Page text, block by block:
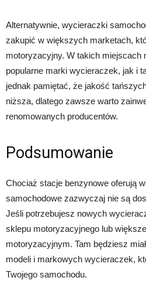
Alternatywnie, wycieraczki
zakupić w większych marketach,
motoryzacyjny. W takich miejscach
popularne marki wycieraczek, jak i
jednak pamiętać, że jakość
niższa, dlatego zawsze warto
renomowanych producentów.
Podsumowanie
Chociaż stacje benzynowe oferują
samochodowe zazwyczaj nie są
Jeśli potrzebujesz nowych
sklepu motoryzacyjnego lub
motoryzacyjnym. Tam będziesz
modeli i markowych wycieraczek,
Twojego samochodu.